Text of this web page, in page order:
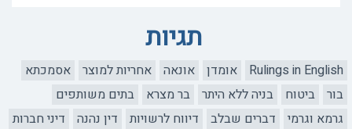
תגיות
Rulings in English אומדן אונאה אחריות למוצר
אסמכתא
בור
ביטוח בניה ללא היתר בר מצרא
בתים משותפים
גרמא וגרמי
דברים שבלב דיווח לרשויות דין נהנה
דיני חברות